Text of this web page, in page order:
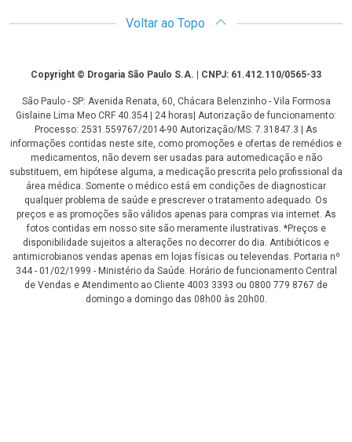
Voltar ao Topo
CopyrightCopyright © Drogaria São Paulo S.A. | CNPJ: 61.412.110/0565-33
São Paulo - SP: Avenida Renata, 60, Chácara Belenzinho - Vila Formosa
Gislaine Lima Meo CRF 40.354 | 24 horas| Autorização de funcionamento:
Processo: 2531.559767/2014-90 Autorização/MS: 7.31847.3 | As
informações contidas neste site, como promoções e ofertas de remédios e
medicamentos, não devem ser usadas para automedicação e não
substituem, em hipótese alguma, a medicação prescrita pelo profissional da
área médica. Somente o médico está em condições de diagnosticar
qualquer problema de saúde e prescrever o tratamento adequado. Os
preços e as promoções são válidos apenas para compras via internet. As
fotos contidas em nosso site são meramente ilustrativas. *Preços e
disponibilidade sujeitos a alterações no decorrer do dia. Antibióticos e
antimicrobianos vendas apenas em lojas físicas ou televendas. Portaria nº
344 - 01/02/1999 - Ministério da Saúde. Horário de funcionamento Central
de Vendas e Atendimento ao Cliente 4003 3393 ou 0800 779 8767 de
domingo a domingo das 08h00 às 20h00.